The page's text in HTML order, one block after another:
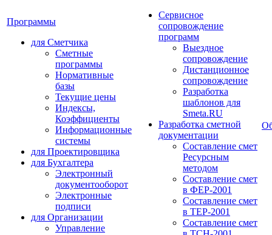
Программы
для Сметчика
Сметные
программы
Нормативные
базы
Текущие цены
Индексы,
Коэффициенты
Информационные
системы
для Проектировщика
для Бухгалтера
Электронный
документооборот
Электронные
подписи
для Организации
Управление
Сервисное
сопровождение
программ
Выездное
сопровождение
Дистанционное
сопровождение
Разработка
шаблонов для
Smeta.RU
Разработка сметной
документации
Составление смет
Ресурсным
методом
Составление смет
в ФЕР-2001
Составление смет
в ТЕР-2001
Составление смет